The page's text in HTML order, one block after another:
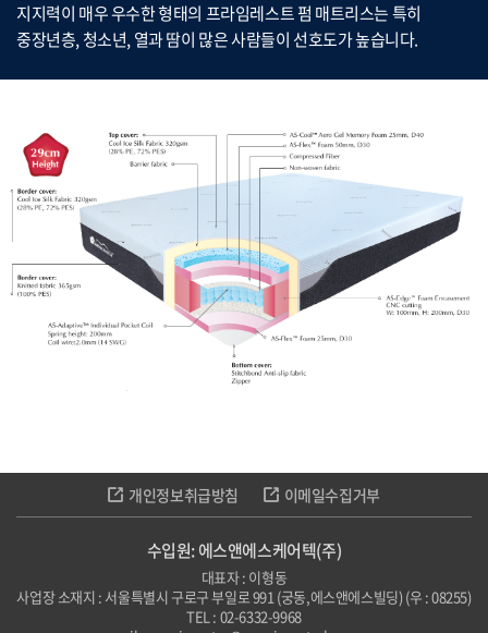
지지력이 매우 우수한 형태의 프라임레스트 펌 매트리스는 특히
중장년층, 청소년, 열과 땀이 많은 사람들이 선호도가 높습니다.
개인정보취급방침 이메일수집거부
수입원: 에스앤에스케어텍(주)
대표자 : 이형동
사업장 소재지 : 서울특별시 구로구 부일로 991 (궁동,에스앤에스빌딩) (우 : 08255)
TEL : 02-6332-9968